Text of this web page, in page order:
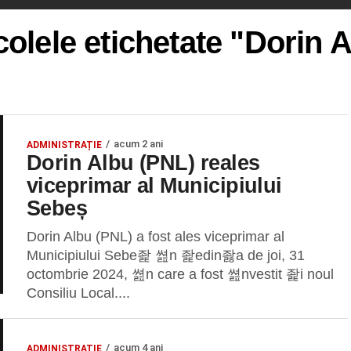
etichetate "Dorin
ADMINISTRAȚIE acum 2 ani
Dorin Albu (PNL) reales
viceprimar al Municipiului
Sebeș
Dorin Albu (PNL) a fost ales viceprimar al
Municipiului Sebe좙 쎮n 좙edin좛a de joi, 31
octombrie 2024, 쎮n care a fost 쎮nvestit 좙i noul
Consiliu Local....
ADMINISTRAȚIE acum 4 ani